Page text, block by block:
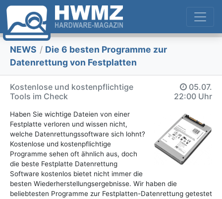
NEWS / Die 6 besten Programme zur
Datenrettung von Festplatten
Kostenlose und kostenpflichtige
Tools im Check
05.07.
22:00 Uhr
Haben Sie wichtige Dateien von einer
Festplatte verloren und wissen nicht,
welche Datenrettungssoftware sich lohnt?
Kostenlose und kostenpflichtige
Programme sehen oft ähnlich aus, doch
die beste Festplatte Datenrettung
Software kostenlos bietet nicht immer die
besten Wiederherstellungsergebnisse. Wir haben die
beliebtesten Programme zur Festplatten-Datenrettung getestet